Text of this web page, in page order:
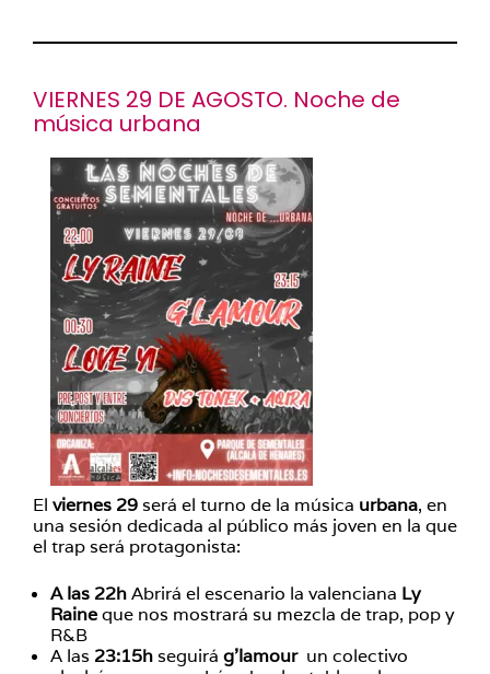
VIERNES 29 DE AGOSTO. Noche de
música urbana
El viernes 29será el turno de la música urbana, en
una sesión dedicada al público más joven en la que
el trap será protagonista:
A las 22hAbrirá el escenario la valenciana Ly
Raineque nos mostrará su mezcla de trap, pop y
R&B
A las 23:15hseguirá g’lamour un colectivo